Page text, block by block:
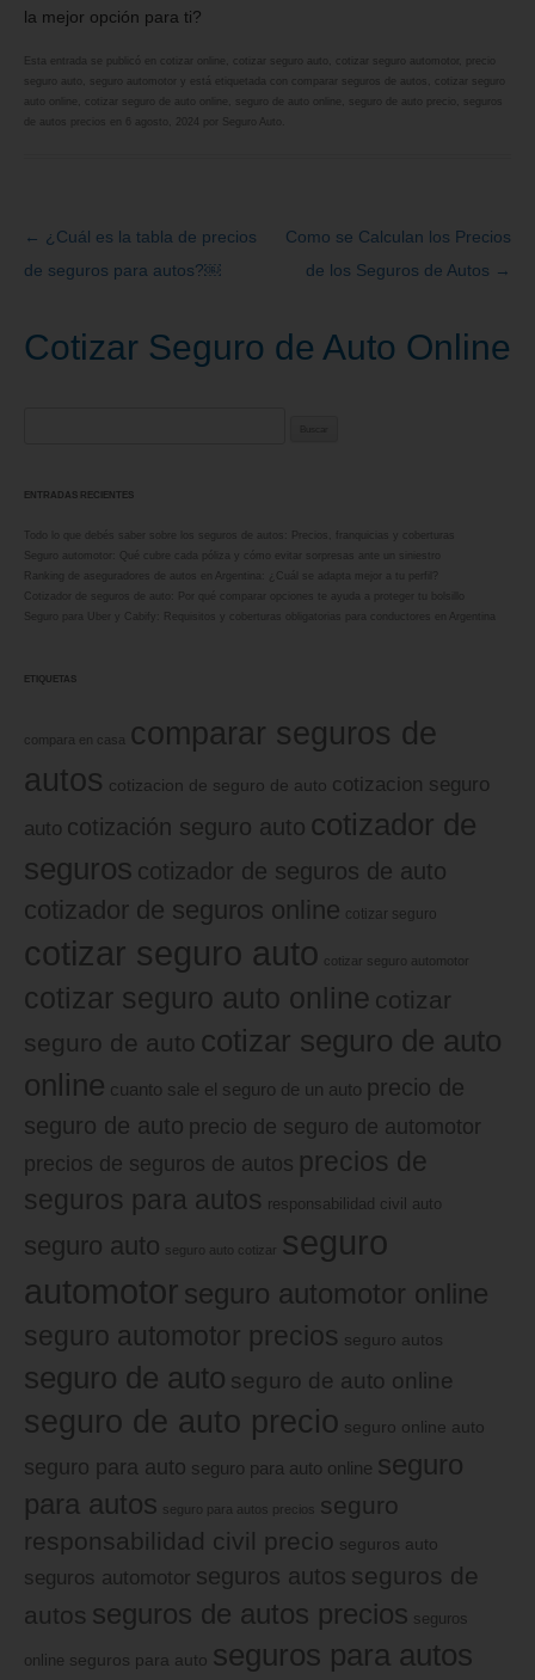
la mejor opción para ti?
cotizar online cotizar seguro auto cotizar seguro automotor
cotizar seguro
cotizar seguro de auto online
Seguro Auto
Navegación
← ¿Cuál es la tabla de precios
de seguros para autos?￼
Como se Calculan los Precios
de los Seguros de Autos →
Cotizar Seguro de Auto Online
ENTRADAS RECIENTES
Seguro automotor: Qué cubre cada póliza y cómo evitar sorpresas ante un siniestro
Cotizador de seguros de auto: Por qué comparar opciones te ayuda a proteger tu bolsillo
Seguro para Uber y Cabify: Requisitos y coberturas obligatorias para conductores en Argentina
ETIQUETAS
compara en casa comparar seguros de
autos cotizacion de seguro de auto cotizacion seguro
auto cotización seguro auto cotizador de
seguros cotizador de seguros de auto
cotizador de seguros online cotizar seguro
cotizar seguro auto cotizar seguro automotor
cotizar seguro auto online cotizar
seguro de auto cotizar seguro de auto
online cuanto sale el seguro de un auto precio de
seguro de auto precio de seguro de automotor
precios de seguros de autos precios de
seguros para autos responsabilidad civil auto
seguro auto seguro auto cotizar seguro
automotor seguro automotor online
seguro automotor precios seguro autos
seguro de auto seguro de auto online
seguro de auto precio seguro online auto
seguro para auto seguro para auto online seguro
para autos seguro para autos precios seguro
responsabilidad civil precio seguros auto
seguros automotor seguros autos seguros de
autos seguros de autos precios seguros
online seguros para auto seguros para autos